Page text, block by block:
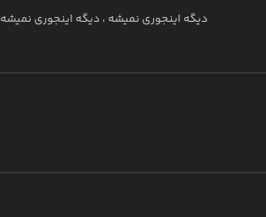
دیگه اینجوری نمیشه ، دیگه اینجوری نمیشه